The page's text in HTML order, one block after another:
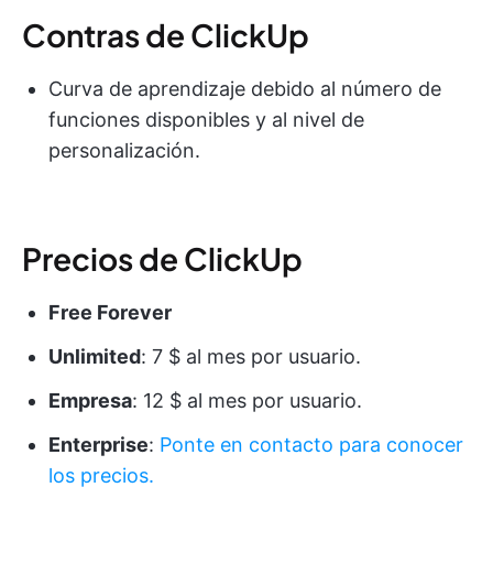
Contras de ClickUp
Curva de aprendizaje debido al número de
funciones disponibles y al nivel de
personalización.
Precios de ClickUp
Free Forever
Unlimited: 7 $ al mes por usuario.
Empresa: 12 $ al mes por usuario.
Enterprise: Ponte en contacto para conocer
los precios.